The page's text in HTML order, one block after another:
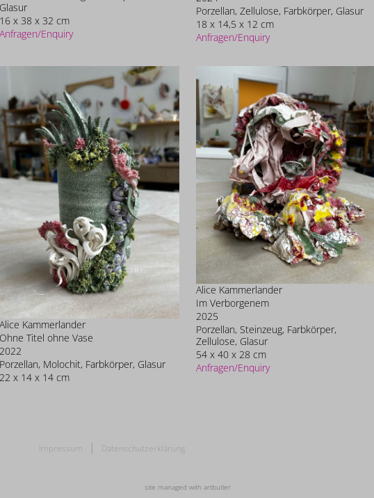
Glasur
16 x 38 x 32 cm
Anfragen/Enquiry
Porzellan, Zellulose, Farbkörper, Glasur
18 x 14,5 x 12 cm
Anfragen/Enquiry
Alice Kammerlander
Ohne Titel ohne Vase
2022
Porzellan, Molochit, Farbkörper, Glasur
22 x 14 x 14 cm
Alice Kammerlander
Im Verborgenem
2025
Porzellan, Steinzeug, Farbkörper,
Zellulose, Glasur
54 x 40 x 28 cm
Anfragen/Enquiry
Impressum Datenschutzerklärung
site managed with artbutler